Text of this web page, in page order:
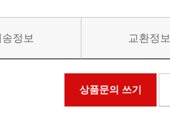
송정보 교환정보
상품문의 쓰기